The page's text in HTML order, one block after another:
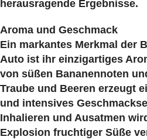
herausragende Ergebnisse.
Aroma und Geschmack
Ein markantes Merkmal der
Auto ist ihr einzigartiges
von süßen Bananennoten
Traube und Beeren erzeugt
und intensives
Inhalieren und Ausatmen
Explosion fruchtiger Süße